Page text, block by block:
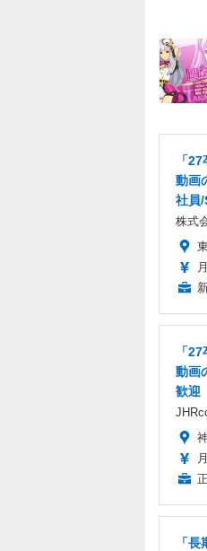
「
動画
社員/
株式
「
動画
歓迎
「